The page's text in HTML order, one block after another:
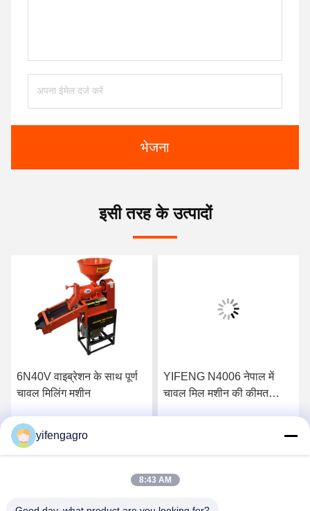
भेजना
इसी तरह के उत्पादों
6N40V वाइब्रेशन के साथ पूर्ण
चावल मिलिंग मशीन
सर्वोत्तम मूल्य प्राप्त करें
YIFENG N4006 नेपाल में
चावल मिल मशीन की कीमत
yifengagro
8:43 AM